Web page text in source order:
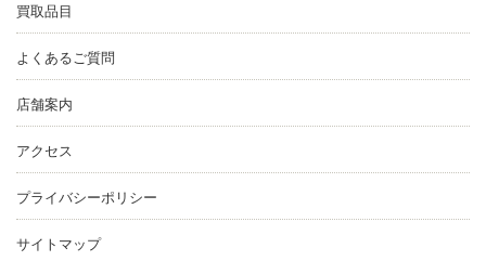
買取品目
よくあるご質問
店舗案内
アクセス
プライバシーポリシー
サイトマップ